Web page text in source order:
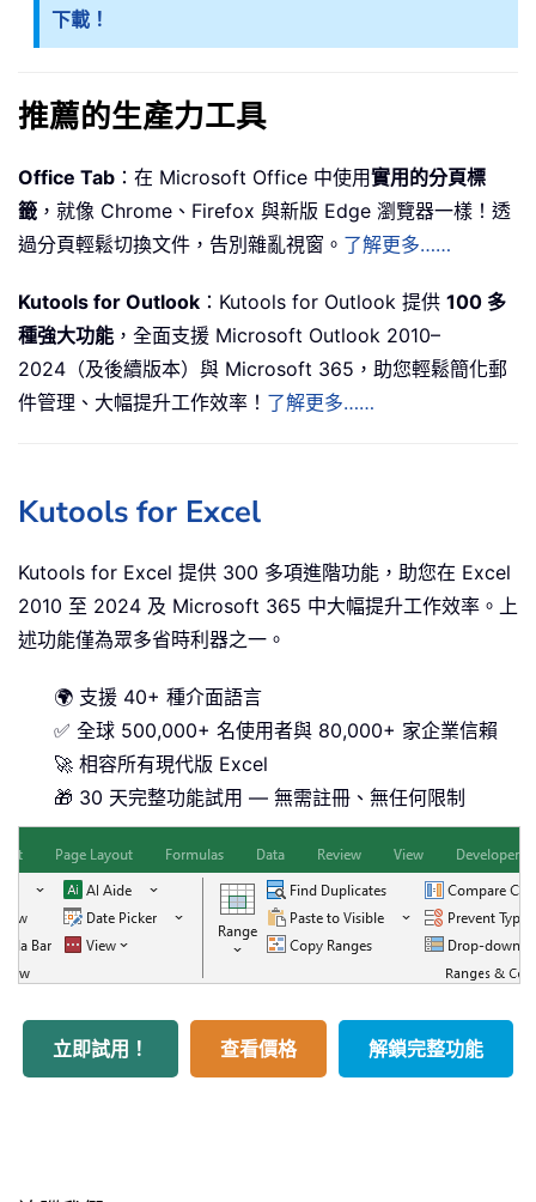
下載！
推薦的生產力工具
Office Tab ：在 Microsoft Office 中使用實用的分頁標
籤 ，就像 Chrome、Firefox 與新版 Edge 瀏覽器一樣！透
過分頁輕鬆切換文件，告別雜亂視窗。 了解更多……
Kutools for Outlook ：Kutools for Outlook 提供 100 多
種強大功能 ，全面支援 Microsoft Outlook 2010–
2024（及後續版本）與 Microsoft 365，助您輕鬆簡化郵
件管理、大幅提升工作效率！ 了解更多……
Kutools for Excel
Kutools for Excel 提供 300 多項進階功能，助您在 Excel
2010 至 2024 及 Microsoft 365 中大幅提升工作效率。上
述功能僅為眾多省時利器之一。
🌍 支援 40+ 種介面語言
✅ 全球 500,000+ 名使用者與 80,000+ 家企業信賴
🚀 相容所有現代版 Excel
🎁 30 天完整功能試用 — 無需註冊、無任何限制
立即試用！ 查看價格 解鎖完整功能